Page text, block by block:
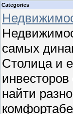
Categories
самых
Столица и
найти